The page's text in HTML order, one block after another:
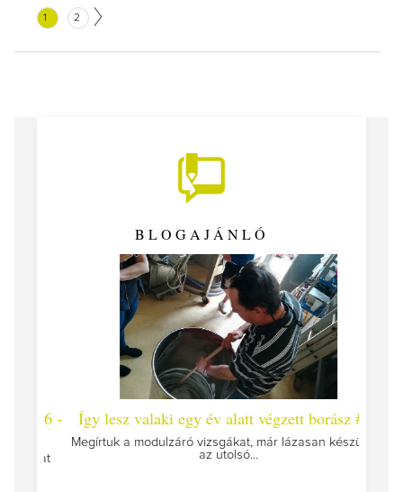
1 2
BLOGAJÁNLÓ
Így lesz valaki egy év alatt végzett borász #25
Megírtuk a modulzáró vizsgákat, már lázasan készülünk
az utolsó...